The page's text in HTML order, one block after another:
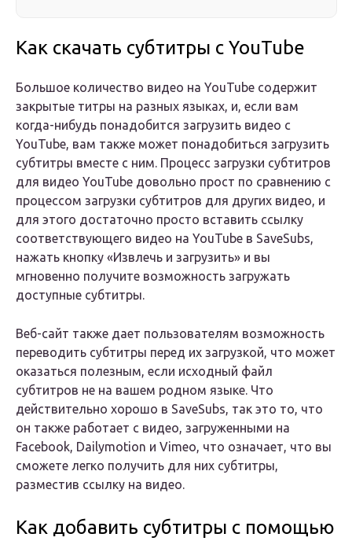
Как скачать субтитры с YouTube
Большое количество видео на YouTube содержит
закрытые титры на разных языках, и, если вам
когда-нибудь понадобится загрузить видео с
YouTube, вам также может понадобиться загрузить
субтитры вместе с ним. Процесс загрузки субтитров
для видео YouTube довольно прост по сравнению с
процессом загрузки субтитров для других видео, и
для этого достаточно просто вставить ссылку
соответствующего видео на YouTube в SaveSubs,
нажать кнопку «Извлечь и загрузить» и вы
мгновенно получите возможность загружать
доступные субтитры.
Веб-сайт также дает пользователям возможность
переводить субтитры перед их загрузкой, что может
оказаться полезным, если исходный файл
субтитров не на вашем родном языке. Что
действительно хорошо в SaveSubs, так это то, что
он также работает с видео, загруженными на
Facebook, Dailymotion и Vimeo, что означает, что вы
сможете легко получить для них субтитры,
разместив ссылку на видео.
Как добавить субтитры с помощью